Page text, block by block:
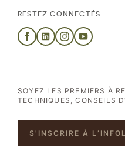
RESTEZ CONNECTÉS
SOYEZ LES PREMIERS À
TECHNIQUES, CONSEILS
S'INSCRIRE À